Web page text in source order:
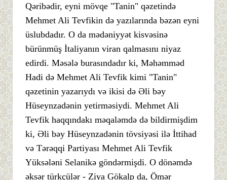
Qəribədir, eyni mövqe "Tanin" qəzetində
Mehmet Ali Tevfikin də yazılarında bəzən eyni
üslubdadır. O da mədəniyyət kisvəsinə
bürünmüş İtaliyanın viran qalmasını niyaz
edirdi. Məsələ burasındadır ki, Məhəmməd
Hadi də Mehmet Ali Tevfik kimi "Tanin"
qəzetinin yazarıydı və ikisi də Əli bəy
Hüseynzadənin yetirməsiydi. Mehmet Ali
Tevfik haqqındakı məqaləmdə də bildirmişdim
ki, Əli bəy Hüseynzadənin tövsiyəsi ilə İttihad
və Tərəqqi Partiyası Mehmet Ali Tevfik
Yüksələni Selanikə göndərmişdi. O dönəmdə
əksər türkçülər - Ziya Gökalp da, Ömər